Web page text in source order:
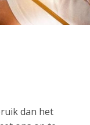
dan het